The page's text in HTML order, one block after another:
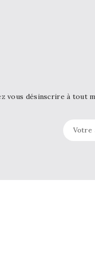
vous désinscrire à tout